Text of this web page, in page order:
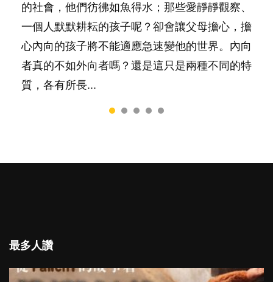
的社會，他們彷彿如魚得水；那些愛靜靜觀察、
一個人默默耕耘的孩子呢？卻會讓父母擔心，擔
心內向的孩子將不能適應急速變他的世界。內向
者真的不如外向者嗎？還是這只是兩種不同的特
質，各有所長...
料？ 經營婚姻，不如我們想像的簡單，卻也不
是大家說得那麼難。一起來認識婚姻的真相！...
合我們以往製作過的相關短片。 這段路讓我們
跟你同行～...
非？聽聽專家怎樣說，解開語言學習的迷思～...
一，還是魚與熊掌，不能兼得？...
最多人讚